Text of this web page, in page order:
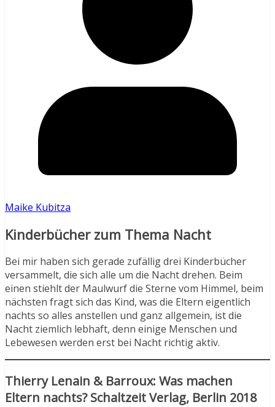
Maike Kubitza
Kinderbücher zum Thema Nacht
Bei mir haben sich gerade zufällig drei Kinderbücher
versammelt, die sich alle um die Nacht drehen. Beim
einen stiehlt der Maulwurf die Sterne vom Himmel, beim
nächsten fragt sich das Kind, was die Eltern eigentlich
nachts so alles anstellen und ganz allgemein, ist die
Nacht ziemlich lebhaft, denn einige Menschen und
Lebewesen werden erst bei Nacht richtig aktiv.
Thierry Lenain & Barroux: Was machen
Eltern nachts? Schaltzeit Verlag, Berlin 2018